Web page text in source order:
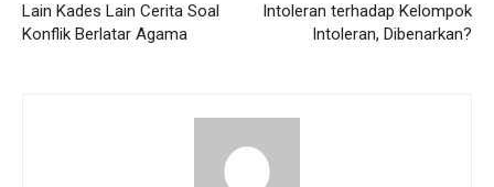
Lain Kades Lain Cerita Soal
Konflik Berlatar Agama
Intoleran terhadap Kelompok
Intoleran, Dibenarkan?